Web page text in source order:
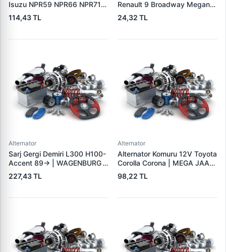
Isuzu NPR59 NPR66 NPR71
Nqr Nkr KS22 MD27 Turkuaz
15×32×7.5 | CDF 88310 |
114,43 TL
Renault 9 Broadway Megane
Clio | SUNKI PX 60
24,32 TL
Alternator
Sarj Gergi Demiri L300 H100-
Accent 89-> | WAGENBURG
10234112 | OEM MD315409
37461-42000
227,43 TL
Alternator
Alternator Komuru 12V Toyota
Corolla Corona | MEGA JAAX
35 | OEM JAAX35
98,22 TL